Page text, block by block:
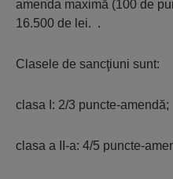
amenda maximă (100 de
16.500 de lei. .
Clasele de sancţiuni sunt:
clasa I: 2/3 puncte-amendă;
clasa a II-a: 4/5 puncte-